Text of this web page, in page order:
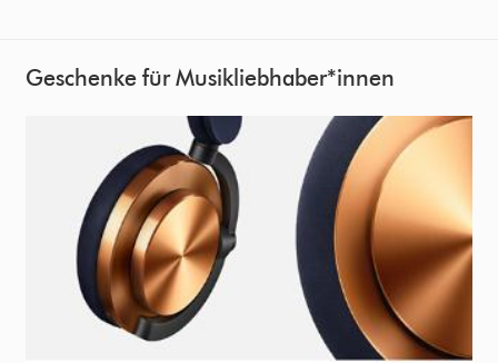
Geschenke für Musikliebhaber*innen